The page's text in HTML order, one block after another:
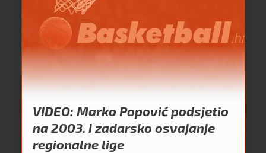
VIDEO: Marko Popović podsjetio
na 2003. i zadarsko osvajanje
regionalne lige